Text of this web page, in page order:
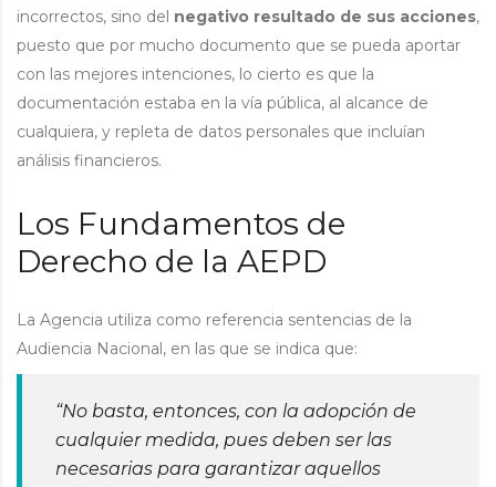
incorrectos, sino del negativo resultado de sus acciones,
puesto que por mucho documento que se pueda aportar
con las mejores intenciones, lo cierto es que la
documentación estaba en la vía pública, al alcance de
cualquiera, y repleta de datos personales que incluían
análisis financieros.
Los Fundamentos de
Derecho de la AEPD
La Agencia utiliza como referencia sentencias de la
Audiencia Nacional, en las que se indica que:
“No basta, entonces, con la adopción de
cualquier medida, pues deben ser las
necesarias para garantizar aquellos